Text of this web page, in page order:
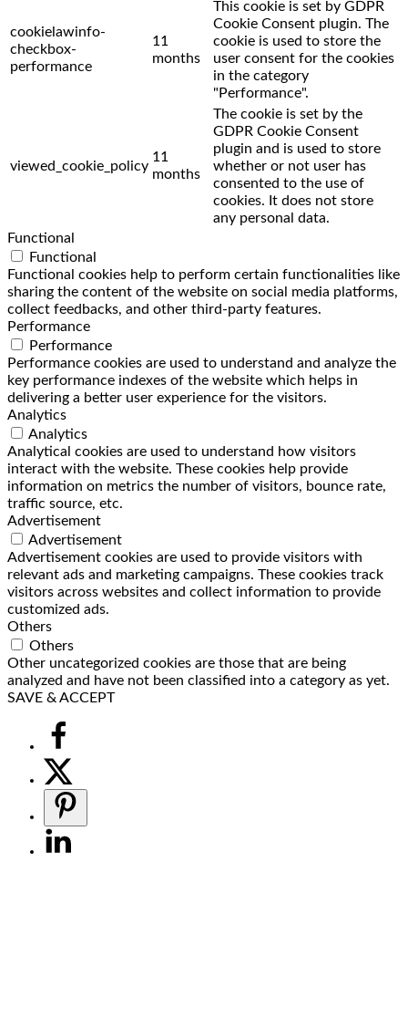
cookielawinfo-
checkbox-
performance
11
months
This cookie is set by GDPR
Cookie Consent plugin. The
cookie is used to store the
user consent for the cookies
in the category
"Performance".
viewed_cookie_policy
11
months
The cookie is set by the
GDPR Cookie Consent
plugin and is used to store
whether or not user has
consented to the use of
cookies. It does not store
any personal data.
Functional
Functional
Functional cookies help to perform certain functionalities like
sharing the content of the website on social media platforms,
collect feedbacks, and other third-party features.
Performance
Performance
Performance cookies are used to understand and analyze the
key performance indexes of the website which helps in
delivering a better user experience for the visitors.
Analytics
Analytics
Analytical cookies are used to understand how visitors
interact with the website. These cookies help provide
information on metrics the number of visitors, bounce rate,
traffic source, etc.
Advertisement
Advertisement
Advertisement cookies are used to provide visitors with
relevant ads and marketing campaigns. These cookies track
visitors across websites and collect information to provide
customized ads.
Others
Others
Other uncategorized cookies are those that are being
analyzed and have not been classified into a category as yet.
SAVE & ACCEPT